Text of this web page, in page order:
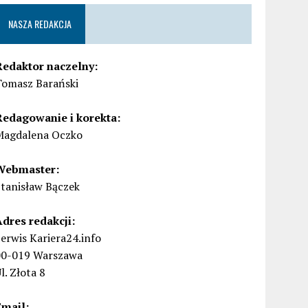
NASZA REDAKCJA
naczelny:
Barański
i korekta:
Oczko
Bączek
redakcji:
Kariera24.info
019 Warszawa
Złota 8